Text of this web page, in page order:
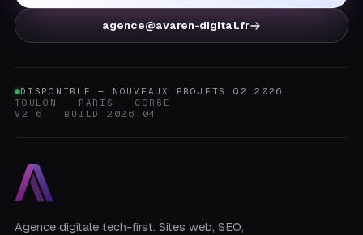
agence@avaren-digital.fr
DISPONIBLE — NOUVEAUX PROJETS Q2 2026
TOULON · PARIS · CORSE
V2.6 · BUILD 2026.04
Agence digitale tech-first. Sites web, SEO,